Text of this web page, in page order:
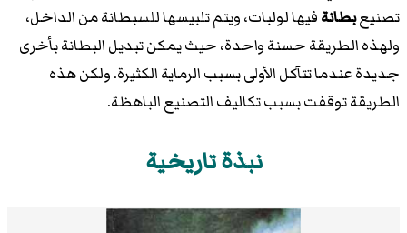
تصنيعبطانةفيها لولبات، ويتم تلبيسها للسبطانة من الداخل،
ولهذه الطريقة حسنة واحدة، حيث يمكن تبديل البطانة بأخرى
جديدة عندما تتآكل الأولى بسبب الرماية الكثيرة. ولكن هذه
الطريقة توقفت بسبب تكاليف التصنيع الباهظة.
نبذة تاريخية